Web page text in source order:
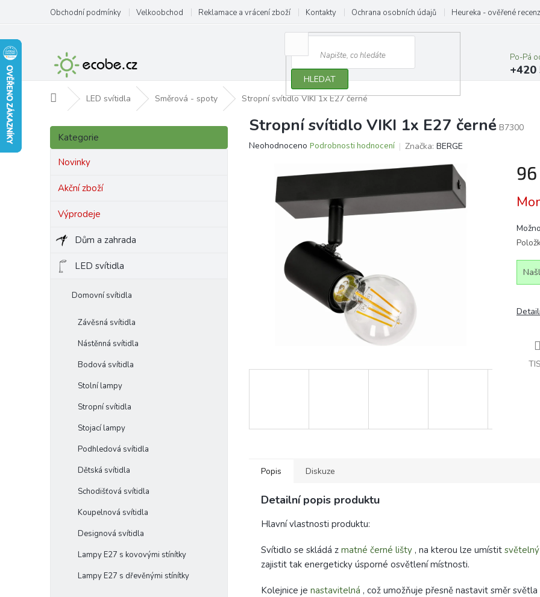
obsah
Obchodní podmínky Velkoobchod Reklamace a vrácení zboží Kontakty Ochrana osobních údajů Heureka - ověřené
HLEDAT
Po-Pá
+420
Domů LED svítidla Směrová - spoty Stropní svítidlo VIKI 1x E27 černé
P
s
p
Přeskočit
kategorie
Kategorie
Novinky
Akční zboží
Výprodeje
Dům a zahrada
LED svítidla
Domovní svítidla
Závěsná svítidla
Nástěnná svítidla
Bodová svítidla
Stolní lampy
Stropní svítidla
Stojací lampy
Podhledová svítidla
Dětská svítidla
Schodišťová svítidla
Koupelnová svítidla
Designová svítidla
Lampy E27 s kovovými stínítky
Lampy E27 s dřevěnými stínítky
Stropní svítidlo VIKI 1x E27 černé B7300
Průměrné
Neohodnoceno Podrobnosti hodnocení Značka: BERGE
cena:
Popis Diskuze
Detailní popis produktu
Hlavní vlastnosti produktu:
Svítidlo se skládá z matné černé lišty , na kterou lze umístit
zajistit tak energeticky úsporné osvětlení místnosti.
Kolejnice je nastavitelná , což umožňuje přesně nastavit směr světla